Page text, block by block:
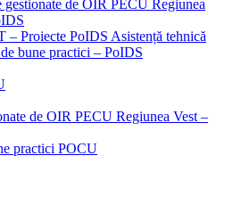
gestionate de OIR PECU Regiunea
– Proiecte PoIDS Asistență tehnică
bune practici – PoIDS
de OIR PECU Regiunea Vest –
practici POCU